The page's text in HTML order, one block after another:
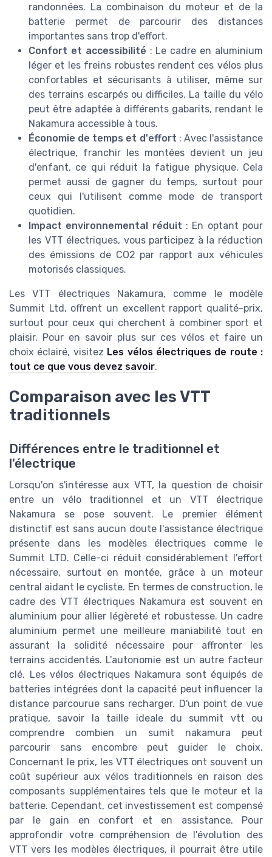
randonnées. La combinaison du moteur et de la
batterie permet de parcourir des distances
importantes sans trop d'effort.
Confort et accessibilité : Le cadre en aluminium
léger et les freins robustes rendent ces vélos plus
confortables et sécurisants à utiliser, même sur
des terrains escarpés ou difficiles. La taille du vélo
peut être adaptée à différents gabarits, rendant le
Nakamura accessible à tous.
Économie de temps et d'effort : Avec l'assistance
électrique, franchir les montées devient un jeu
d'enfant, ce qui réduit la fatigue physique. Cela
permet aussi de gagner du temps, surtout pour
ceux qui l'utilisent comme mode de transport
quotidien.
Impact environnemental réduit : En optant pour
les VTT électriques, vous participez à la réduction
des émissions de CO2 par rapport aux véhicules
motorisés classiques.
Les VTT électriques Nakamura, comme le modèle
Summit Ltd, offrent un excellent rapport qualité-prix,
surtout pour ceux qui cherchent à combiner sport et
plaisir. Pour en savoir plus sur ces vélos et faire un
choix éclairé, visitez Les vélos électriques de route :
tout ce que vous devez savoir.
Comparaison avec les VTT
traditionnels
Différences entre le traditionnel et
l'électrique
Lorsqu'on s'intéresse aux VTT, la question de choisir
entre un vélo traditionnel et un VTT électrique
Nakamura se pose souvent. Le premier élément
distinctif est sans aucun doute l'assistance électrique
présente dans les modèles électriques comme le
Summit LTD. Celle-ci réduit considérablement l'effort
nécessaire, surtout en montée, grâce à un moteur
central aidant le cycliste. En termes de construction, le
cadre des VTT électriques Nakamura est souvent en
aluminium pour allier légèreté et robustesse. Un cadre
aluminium permet une meilleure maniabilité tout en
assurant la solidité nécessaire pour affronter les
terrains accidentés. L'autonomie est un autre facteur
clé. Les vélos électriques Nakamura sont équipés de
batteries intégrées dont la capacité peut influencer la
distance parcourue sans recharger. D'un point de vue
pratique, savoir la taille ideale du summit vtt ou
comprendre combien un sumit nakamura peut
parcourir sans encombre peut guider le choix.
Concernant le prix, les VTT électriques ont souvent un
coût supérieur aux vélos traditionnels en raison des
composants supplémentaires tels que le moteur et la
batterie. Cependant, cet investissement est compensé
par le gain en confort et en assistance. Pour
approfondir votre compréhension de l'évolution des
VTT vers les modèles électriques, il pourrait être utile